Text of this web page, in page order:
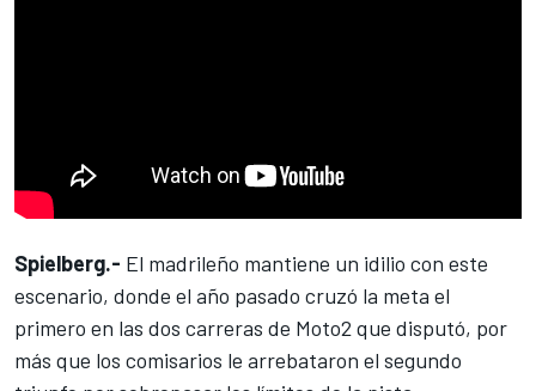
Spielberg.- El madrileño mantiene un idilio con este
escenario, donde el año pasado cruzó la meta el
primero en las dos carreras de Moto2 que disputó, por
más que los comisarios le arrebataron el segundo